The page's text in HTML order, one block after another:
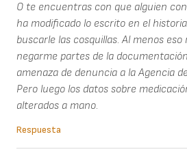
O te encuentras con que alguien
ha modificado lo escrito en el
buscarle las cosquillas. Al menos
negarme partes de la
amenaza de denuncia a la Agencia
Pero luego los datos sobre
alterados a mano.
Respuesta